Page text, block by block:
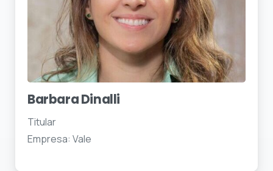
Barbara Dinalli
Titular
Empresa: Vale